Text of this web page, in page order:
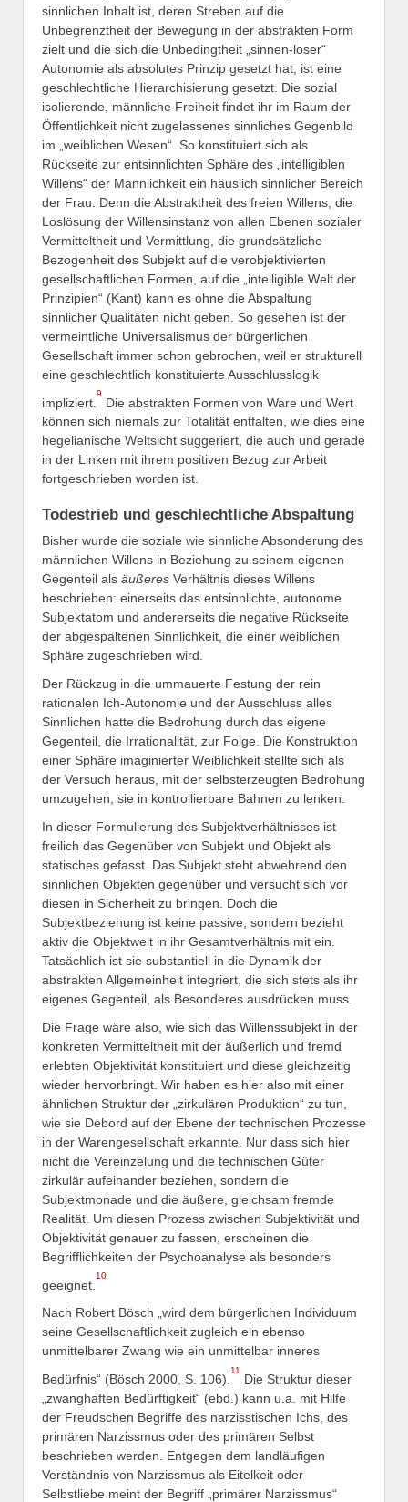
sinnlichen Inhalt ist, deren Streben auf die
Unbegrenztheit der Bewegung in der abstrakten Form
zielt und die sich die Unbedingtheit „sinnen-loser“
Autonomie als absolutes Prinzip gesetzt hat, ist eine
geschlechtliche Hierarchisierung gesetzt. Die sozial
isolierende, männliche Freiheit findet ihr im Raum der
Öffentlichkeit nicht zugelassenes sinnliches Gegenbild
im „weiblichen Wesen“. So konstituiert sich als
Rückseite zur entsinnlichten Sphäre des „intelligiblen
Willens“ der Männlichkeit ein häuslich sinnlicher Bereich
der Frau. Denn die Abstraktheit des freien Willens, die
Loslösung der Willensinstanz von allen Ebenen sozialer
Vermitteltheit und Vermittlung, die grundsätzliche
Bezogenheit des Subjekt auf die verobjektivierten
gesellschaftlichen Formen, auf die „intelligible Welt der
Prinzipien“ (Kant) kann es ohne die Abspaltung
sinnlicher Qualitäten nicht geben. So gesehen ist der
vermeintliche Universalismus der bürgerlichen
Gesellschaft immer schon gebrochen, weil er strukturell
eine geschlechtlich konstituierte Ausschlusslogik
impliziert.
9
Die abstrakten Formen von Ware und Wert
können sich niemals zur Totalität entfalten, wie dies eine
hegelianische Weltsicht suggeriert, die auch und gerade
in der Linken mit ihrem positiven Bezug zur Arbeit
fortgeschrieben worden ist.
Todestrieb und geschlechtliche Abspaltung
Bisher wurde die soziale wie sinnliche Absonderung des
männlichen Willens in Beziehung zu seinem eigenen
Gegenteil als äußeres Verhältnis dieses Willens
beschrieben: einerseits das entsinnlichte, autonome
Subjektatom und andererseits die negative Rückseite
der abgespaltenen Sinnlichkeit, die einer weiblichen
Sphäre zugeschrieben wird.
Der Rückzug in die ummauerte Festung der rein
rationalen Ich-Autonomie und der Ausschluss alles
Sinnlichen hatte die Bedrohung durch das eigene
Gegenteil, die Irrationalität, zur Folge. Die Konstruktion
einer Sphäre imaginierter Weiblichkeit stellte sich als
der Versuch heraus, mit der selbsterzeugten Bedrohung
umzugehen, sie in kontrollierbare Bahnen zu lenken.
In dieser Formulierung des Subjektverhältnisses ist
freilich das Gegenüber von Subjekt und Objekt als
statisches gefasst. Das Subjekt steht abwehrend den
sinnlichen Objekten gegenüber und versucht sich vor
diesen in Sicherheit zu bringen. Doch die
Subjektbeziehung ist keine passive, sondern bezieht
aktiv die Objektwelt in ihr Gesamtverhältnis mit ein.
Tatsächlich ist sie substantiell in die Dynamik der
abstrakten Allgemeinheit integriert, die sich stets als ihr
eigenes Gegenteil, als Besonderes ausdrücken muss.
Die Frage wäre also, wie sich das Willenssubjekt in der
konkreten Vermitteltheit mit der äußerlich und fremd
erlebten Objektivität konstituiert und diese gleichzeitig
wieder hervorbringt. Wir haben es hier also mit einer
ähnlichen Struktur der „zirkulären Produktion“ zu tun,
wie sie Debord auf der Ebene der technischen Prozesse
in der Warengesellschaft erkannte. Nur dass sich hier
nicht die Vereinzelung und die technischen Güter
zirkulär aufeinander beziehen, sondern die
Subjektmonade und die äußere, gleichsam fremde
Realität. Um diesen Prozess zwischen Subjektivität und
Objektivität genauer zu fassen, erscheinen die
Begrifflichkeiten der Psychoanalyse als besonders
geeignet.
10
Nach Robert Bösch „wird dem bürgerlichen Individuum
seine Gesellschaftlichkeit zugleich ein ebenso
unmittelbarer Zwang wie ein unmittelbar inneres
Bedürfnis“ (Bösch 2000, S. 106).
11
Die Struktur dieser
„zwanghaften Bedürftigkeit“ (ebd.) kann u.a. mit Hilfe
der Freudschen Begriffe des narzisstischen Ichs, des
primären Narzissmus oder des primären Selbst
beschrieben werden. Entgegen dem landläufigen
Verständnis von Narzissmus als Eitelkeit oder
Selbstliebe meint der Begriff „primärer Narzissmus“